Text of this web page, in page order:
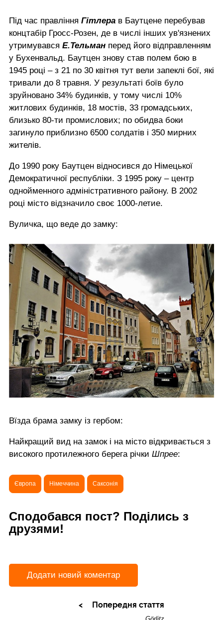
Під час правління Гітлера в Баутцене перебував
концтабір Гросс-Розен, де в числі інших ув'язнених
утримувався Е.Тельман перед його відправленням
у Бухенвальд. Баутцен знову став полем бою в
1945 році – з 21 по 30 квітня тут вели запеклі бої, які
тривали до 8 травня. У результаті боїв було
зруйновано 34% будинків, у тому числі 10%
житлових будинків, 18 мостів, 33 громадських,
близько 80-ти промислових; по обидва боки
загинуло приблизно 6500 солдатів і 350 мирних
жителів.
До 1990 року Баутцен відносився до Німецької
Демократичної республіки. З 1995 року – центр
однойменного адміністративного району. В 2002
році місто відзначило своє 1000-летие.
Вуличка, що веде до замку:
Вїзда брама замку із гербом:
Найкращий вид на замок і на місто відкривається з
високого протилежного берега річки Шпрее:
Європа Німеччина Саксонія
Сподобався пост? Поділись з
друзями!
Додати новий коментар
Попередня стаття